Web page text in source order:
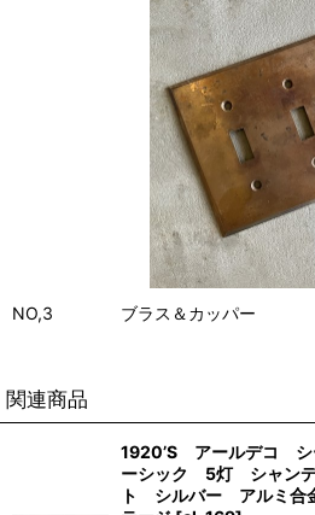
NO,3 ブラス＆カッパー
関連商品
1920’S アールデコ シ
ーシック 5灯 シャン
ト シルバー アルミ